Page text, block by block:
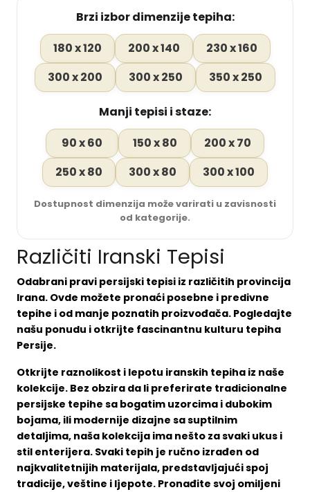
Brzi izbor dimenzije tepiha:
180 x 120
200 x 140
230 x 160
300 x 200
300 x 250 350 x 250
Manji tepisi i staze:
90 x 60
150 x 80
200 x 70
250 x 80
300 x 80 300 x 100
Dostupnost dimenzija može varirati u zavisnosti
od kategorije.
Različiti Iranski Tepisi
Odabrani pravi persijski tepisi iz različitih provincija
Irana. Ovde možete pronaći posebne i predivne
tepihe i od manje poznatih proizvođača. Pogledajte
našu ponudu i otkrijte fascinantnu kulturu tepiha
Persije.
Otkrijte raznolikost i lepotu iranskih tepiha iz naše
kolekcije. Bez obzira da li preferirate tradicionalne
persijske tepihe sa bogatim uzorcima i dubokim
bojama, ili modernije dizajne sa suptilnim
detaljima, naša kolekcija ima nešto za svaki ukus i
stil enterijera. Svaki tepih je ručno izrađen od
najkvalitetnijih materijala, predstavljajući spoj
tradicije, veštine i ljepote. Pronađite svoj omiljeni